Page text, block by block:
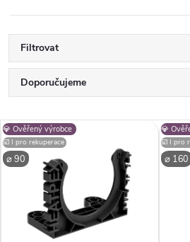
Filtrovat
Ř
a
z
Doporučujeme
Nejdražší
Nejprodávanější
Abecedně
V
ý
⌀ 90
💎 Ověřený výrobce
☑️ I pro rekuperace
💎
⌀ 160
☑️ I pro